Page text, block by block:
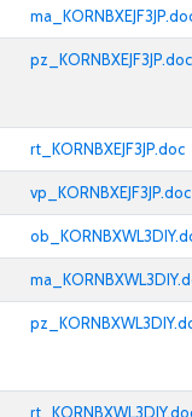
rt_KORNBXEJF3JP.doc
vp_KORNBXEJF3JP.doc